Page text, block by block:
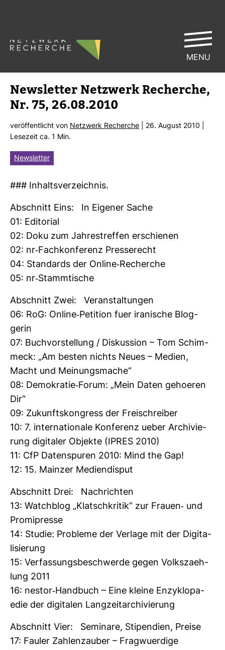
News­letter Netz­werk Recherche,
Nr. 75, 26.08.2010
ver­öf­fent­licht von Netz­werk Recherche | 26. August 2010 |
Lese­zeit ca. 1 Min.
Newsletter
### Inhalts­ver­zeichnis.
Abschnitt Eins: In Eigener Sache
01: Edi­to­rial
02: Doku zum Jah­res­treffen erschienen
02: nr-​Fach­kon­fe­renz Pres­se­recht
04: Stan­dards der Online-​Recherche
05: nr-​Stamm­ti­sche
Abschnitt Zwei: Ver­an­stal­tungen
06: RoG: Online-​Peti­tion fuer ira­ni­sche Blog­
gerin
07: Buch­vor­stel­lung / Dis­kus­sion – Tom Schim­
meck: „Am besten nichts Neues – Medien,
Macht und Mei­nungs­mache“
08: Demo­kratie-​Forum: „Mein Daten gehoeren
Dir“
09: Zukunfts­kon­gress der Frei­schreiber
10: 7. inter­na­tio­nale Kon­fe­renz ueber Archi­vie­
rung digi­taler Objekte (IPRES 2010)
11: CfP Daten­spuren 2010: Mind the Gap!
12: 15. Mainzer Medi­en­disput
Abschnitt Drei: Nach­richten
13: Watch­blog „Klatsch­kritik“ zur Frauen-​ und
Pro­mi­presse
14: Studie: Pro­bleme der Ver­lage mit der Digi­ta­
li­sie­rung
15: Ver­fas­sungs­be­schwerde gegen Volks­zaeh­
lung 2011
16: nestor-​Hand­buch – Eine kleine Enzy­klo­pa­
edie der digi­talen Lang­zeit­ar­chi­vie­rung
Abschnitt Vier: Semi­nare, Sti­pen­dien, Preise
17: Fauler Zah­len­zauber – Frag­wu­er­dige
MENU